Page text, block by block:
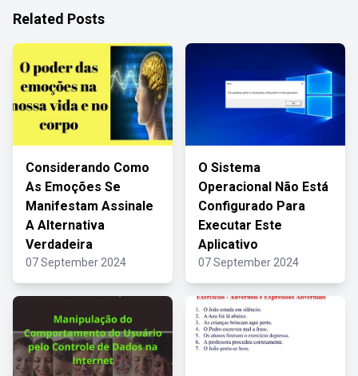
Related Posts
Considerando Como
As Emoções Se
Manifestam Assinale
A Alternativa
Verdadeira
07 September 2024
O Sistema
Operacional Não Está
Configurado Para
Executar Este
Aplicativo
07 September 2024